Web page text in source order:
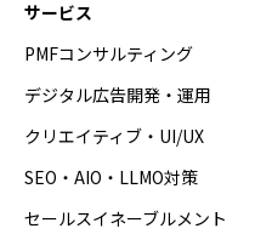
サービス
PMFコンサルティング
デジタル広告開発・運用
クリエイティブ・UI/UX
SEO・AIO・LLMO対策
セールスイネーブルメント